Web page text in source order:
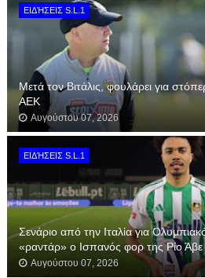
ΕΙΔΉΣΕΙΣ S.L.1
Μετά τον Βιτάλις, φουλάρει για
ΑΕΚ
Αυγούστου 07, 2026
ΕΙΔΉΣΕΙΣ S.L.1
Σενάριο από την Ιταλία για
«ραντάρ» ο Ισπανός φορ της Ρίο Άβε
Αυγούστου 07, 2026